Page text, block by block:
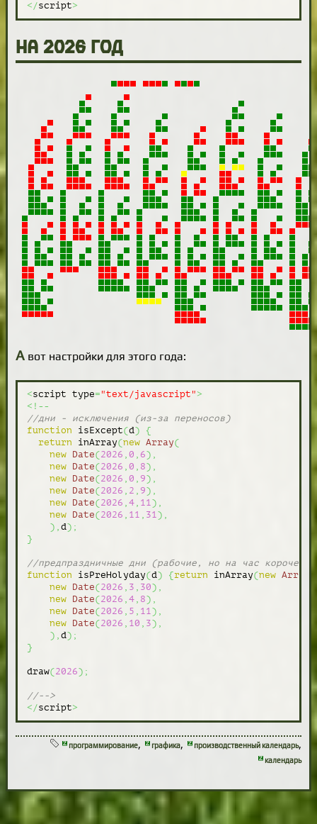
</script>
на 2026 год
А вот настройки для этого года:
<script type= "text/javascript" >
<!--
//дни - исключения (из-за переносов)
function isExcept(d)
{
return inArray(new Array(
new
Date(2026 , 0 , 6) ,
new
Date(2026 , 0 , 8) ,
new
Date(2026 , 0 , 9) ,
new
Date(2026 , 2 , 9) ,
new
Date(2026 , 4, 11) ,
new
Date(2026 , 11 , 31) ,
) , d) ;
}
//предпраздничные дни (рабочие, но на час короче)
function isPreHolyday(d) {return inArray(new Array
new
Date(2026 , 3 , 30) ,
new
Date(2026 , 4, 8) ,
new
Date(2026 , 5 , 11) ,
new
Date(2026 , 10 , 3) ,
) , d) ;
}
draw(2026) ;
//-->
</script>
программирование, графика, производственный календарь,
календарь